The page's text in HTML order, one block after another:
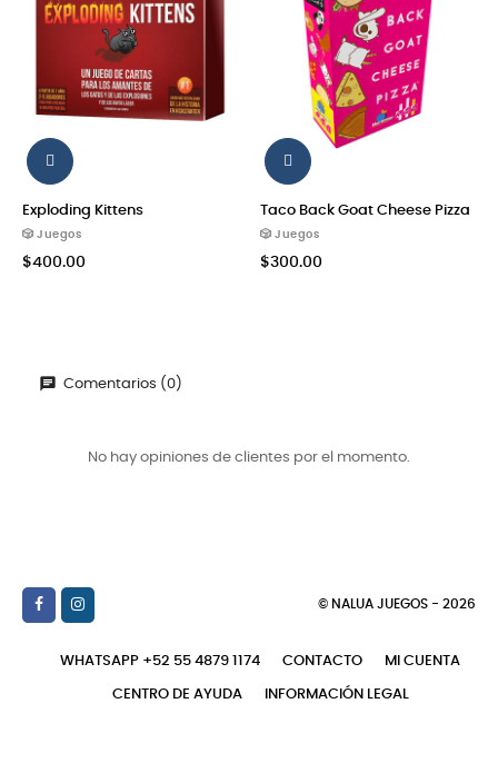
Exploding Kittens
🎲 Juegos
$400.00
Taco Back Goat Cheese Pizza
🎲 Juegos
$300.00
Comentarios (0)
No hay opiniones de clientes por el momento.
© NALUA JUEGOS - 2026
WHATSAPP +52 55 4879 1174 CONTACTO MI CUENTA
CENTRO DE AYUDA INFORMACIÓN LEGAL